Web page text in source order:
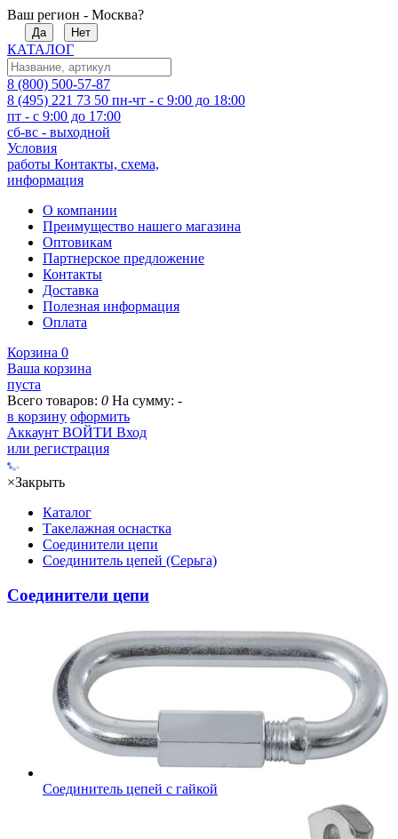
Ваш регион - Москва?
Да Нет
КАТАЛОГ
8 (800) 500-57-87
8 (495) 221 73 50 пн-чт - с 9:00 до 18:00
пт - с 9:00 до 17:00
сб-вс - выходной
Условия
работы Контакты, схема,
информация
О компании
Преимущество нашего магазина
Оптовикам
Партнерское предложение
Контакты
Доставка
Полезная информация
Оплата
Корзина 0
Ваша корзина
пуста
Всего товаров: 0 На сумму: -
в корзину оформить
Аккаунт ВОЙТИ Вход
или регистрация
×Закрыть
Каталог
Такелажная оснастка
Соединители цепи
Соединитель цепей (Серьга)
Соединители цепи
Соединитель цепей с гайкой